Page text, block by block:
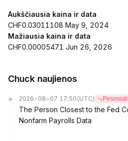
Aukščiausia kaina ir data
CHF0.03011108 May 9, 2024
Mažiausia kaina ir data
CHF0.00005471 Jun 26, 2026
Chuck naujienos
2026-08-07 17:50 (UTC)
The Person Closest to the Fed
Nonfarm Payrolls Data